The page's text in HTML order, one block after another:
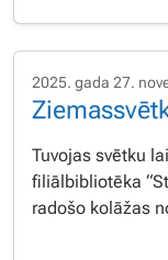
2025. gada 27.
Tuvojas svētku
filiālbibliotēka
radošo kolāžas